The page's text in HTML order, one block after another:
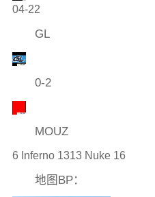
04-22
GL
0-2
MOUZ
6 Inferno 1313 Nuke 16
地图BP：